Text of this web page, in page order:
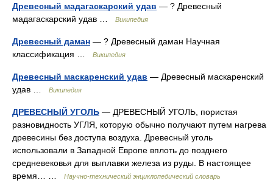
Древесный мадагаскарский удав — ? Древесный
мадагаскарский удав …
Википедия
Древесный даман — ? Древесный даман Научная
классификация …
Википедия
Древесный маскаренский удав — Древесный маскаренский
удав …
Википедия
ДРЕВЕСНЫЙ УГОЛЬ — ДРЕВЕСНЫЙ УГОЛЬ, пористая
разновидность УГЛЯ, которую обычно получают путем нагрева
древесины без доступа воздуха. Древесный уголь
использовали в Западной Европе вплоть до позднего
средневековья для выплавки железа из руды. В настоящее
время… …
Научно-технический энциклопедический словарь